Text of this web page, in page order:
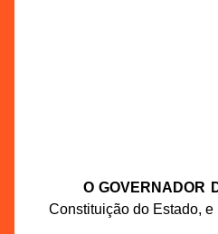
O GOVERNADOR
Constituição do Estado, e